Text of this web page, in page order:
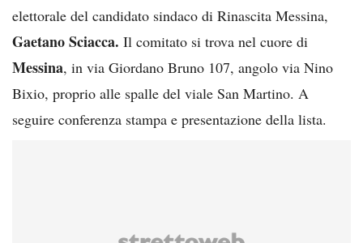
elettorale del candidato sindaco di Rinascita Messina,
Gaetano Sciacca. Il comitato si trova nel cuore di
Messina, in via Giordano Bruno 107, angolo via Nino
Bixio, proprio alle spalle del viale San Martino. A
seguire conferenza stampa e presentazione della lista.